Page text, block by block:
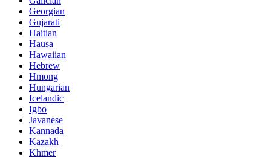
Georgian
Gujarati
Haitian
Hausa
Hawaiian
Hebrew
Hmong
Hungarian
Icelandic
Igbo
Javanese
Kannada
Kazakh
Khmer